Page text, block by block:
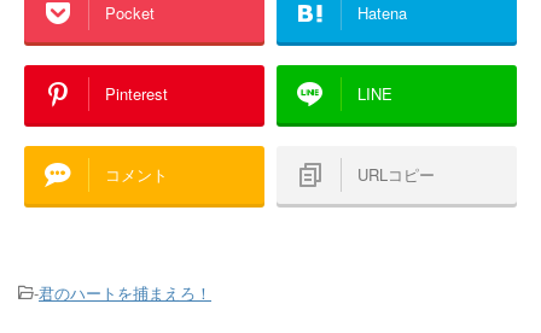
Pocket Hatena
Pinterest LINE
コメント URLコピー
-君のハートを捕まえろ！